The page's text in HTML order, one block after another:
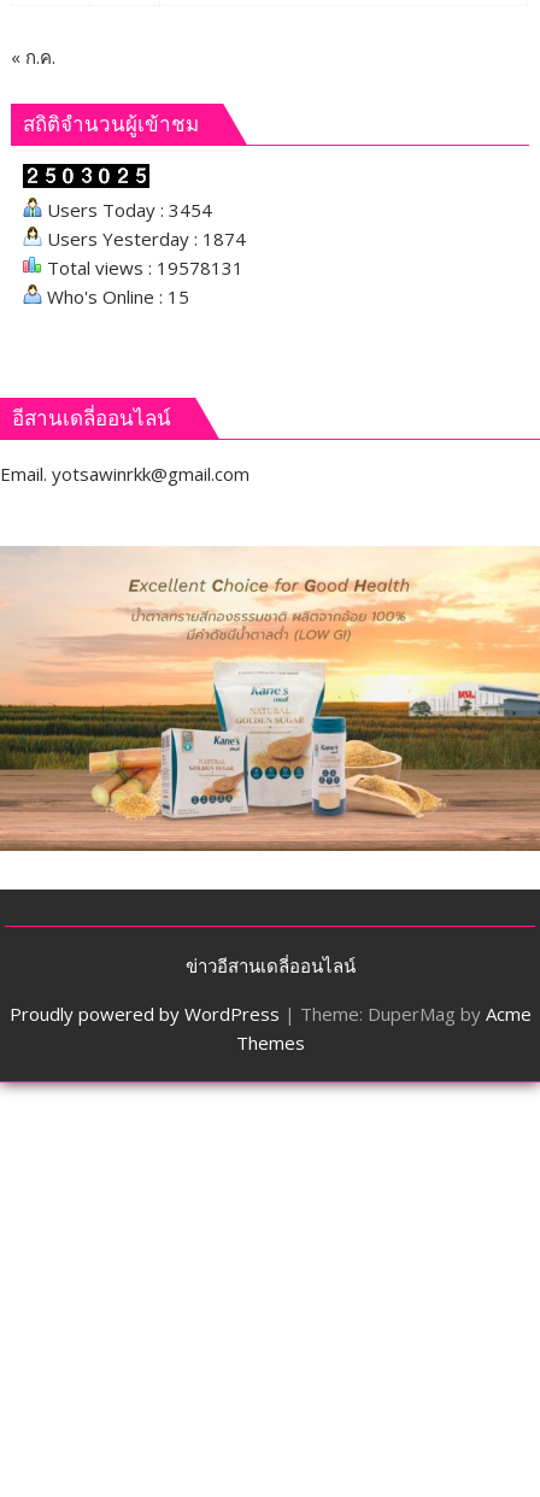
« ก.ค.
สถิติจำนวนผู้เข้าชม
Users Today : 3454
Users Yesterday : 1874
Total views : 19578131
Who's Online : 15
อีสานเดลี่ออนไลน์
Email. yotsawinrkk@gmail.com
ข่าวอีสานเดลี่ออนไลน์
Proudly powered by WordPress | Theme: DuperMag by Acme
Themes